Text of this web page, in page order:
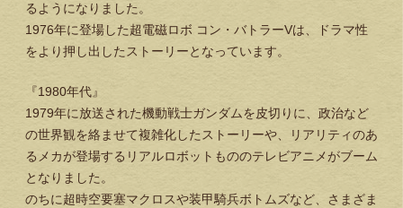
るようになりました。
1976年に登場した超電磁ロボ コン・バトラーVは、ドラマ性
をより押し出したストーリーとなっています。
『1980年代』
1979年に放送された機動戦士ガンダムを皮切りに、政治など
の世界観を絡ませて複雑化したストーリーや、リアリティのあ
るメカが登場するリアルロボットもののテレビアニメがブーム
となりました。
のちに超時空要塞マクロスや装甲騎兵ボトムズなど、さまざま